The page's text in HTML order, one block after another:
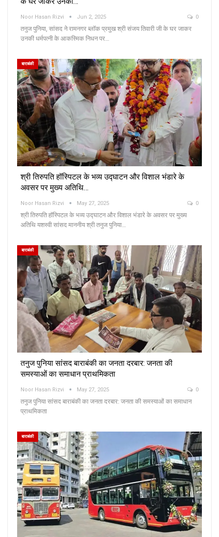
Noor Hasan Rizvi Jun 2, 2025 0
तनुज पुनिया, सांसद ने रामनगर ब्लॉक प्रमुख श्री संजय तिवारी जी के घर जाकर
उनकी धर्मपत्नी के आकस्मिक निधन पर…
बाराबंकी
श्री तिरुपति हॉस्पिटल के भव्य उद्घाटन और विशाल भंडारे के
अवसर पर मुख्य अतिथि…
Noor Hasan Rizvi May 27, 2025 0
श्री तिरुपति हॉस्पिटल के भव्य उद्घाटन और विशाल भंडारे के अवसर पर मुख्य
अतिथि यशस्वी सांसद माननीय श्री तनुज पुनिया…
बाराबंकी
तनुज पुनिया सांसद बाराबंकी का जनता दरबार: जनता की
समस्याओं का समाधान प्राथमिकता
Noor Hasan Rizvi May 27, 2025 0
तनुज पुनिया सांसद बाराबंकी का जनता दरबार: जनता की समस्याओं का समाधान
प्राथमिकता
बाराबंकी